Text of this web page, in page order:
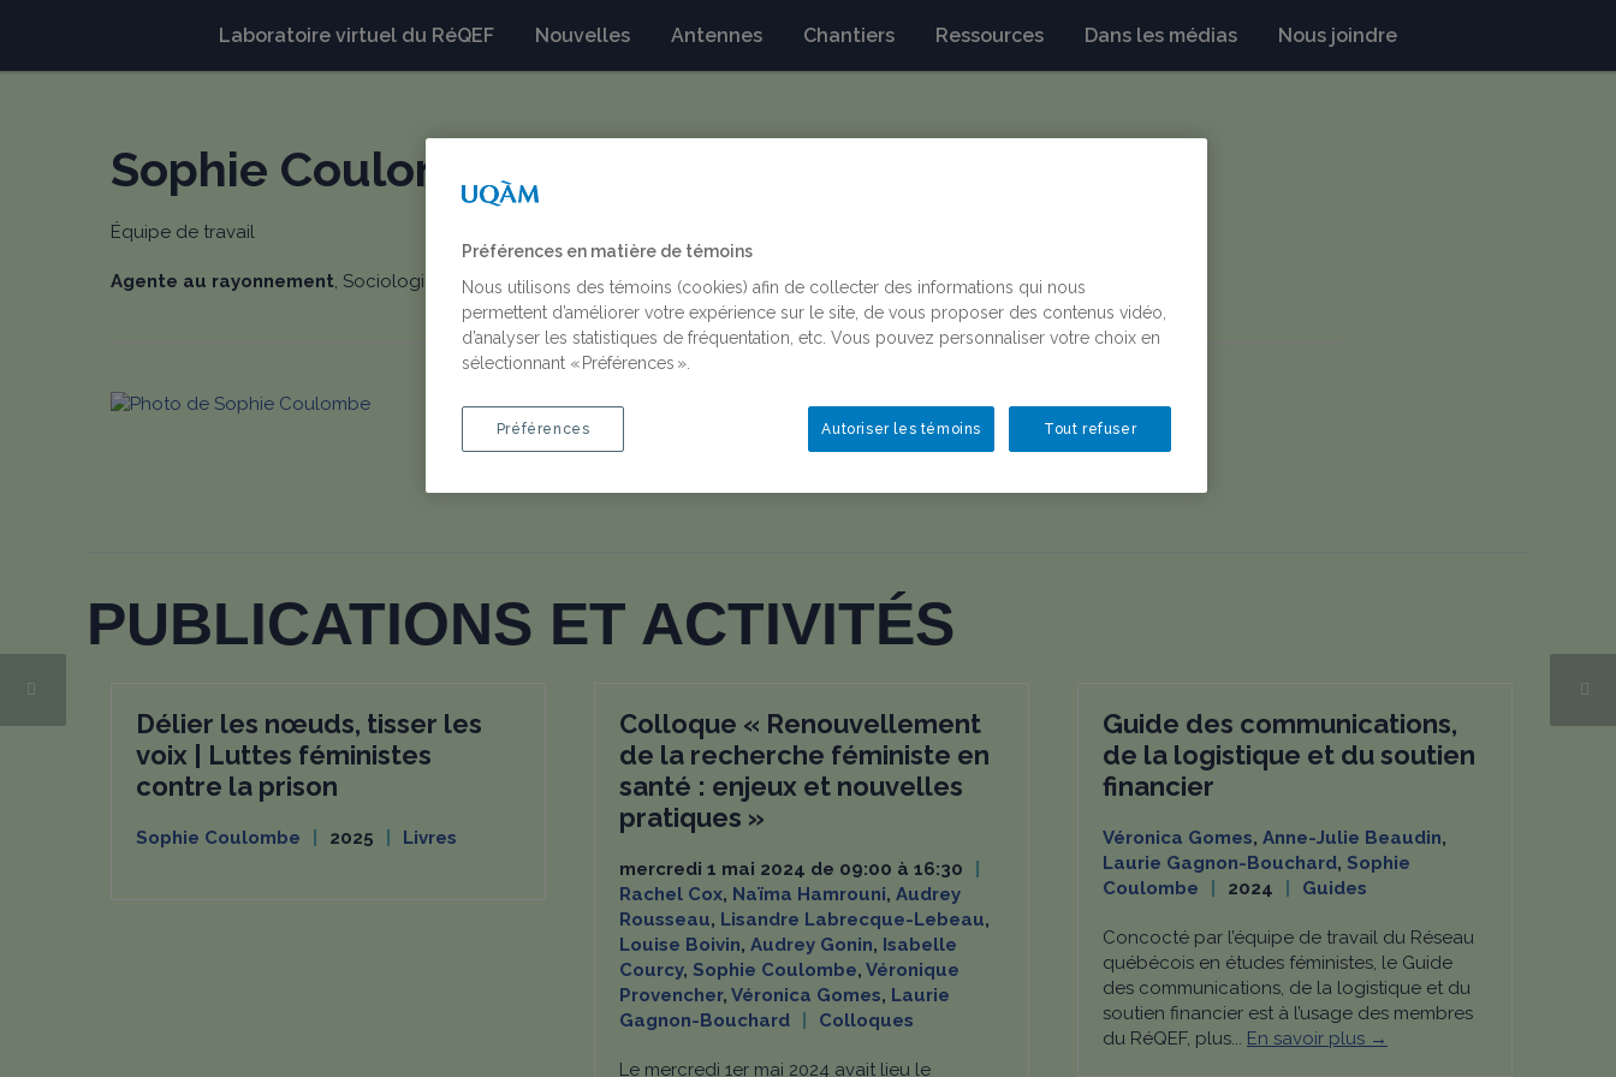
Laboratoire virtuel du RéQEF Nouvelles Antennes Chantiers Ressources Dans les médias Nous joindre
Sophie Coulombe
Équipe de travail
Agente au rayonnement, Sociologie, Université du Québec à Montréal
Équipe de travail, Membres étudiantes
sophie.reqef@gmail.com
PUBLICATIONS ET ACTIVITÉS
Délier les nœuds, tisser les
voix | Luttes féministes
contre la prison
Sophie Coulombe 2025 Livres
Colloque « Renouvellement
de la recherche féministe en
santé : enjeux et nouvelles
pratiques »
mercredi 1 mai 2024 de 09:00 à 16:30
Rachel Cox, Naïma Hamrouni, Audrey
Rousseau, Lisandre Labrecque-Lebeau,
Louise Boivin, Audrey Gonin, Isabelle
Courcy, Sophie Coulombe, Véronique
Provencher, Véronica Gomes, Laurie
Gagnon-Bouchard
Colloques
Le mercredi 1er mai 2024 avait lieu le
Guide des communications,
de la logistique et du soutien
financier
Véronica Gomes, Anne-Julie Beaudin,
Laurie Gagnon-Bouchard, Sophie
Coulombe
2024 Guides
Concocté par l’équipe de travail du Réseau
québécois en études féministes, le Guide
des communications, de la logistique et du
soutien financier est à l’usage des membres
du RéQEF, plus... En savoir plus →
Préférences en matière de témoins
Nous utilisons des témoins (cookies) afin de collecter des informations qui nous
permettent d’améliorer votre expérience sur le site, de vous proposer des contenus vidéo,
d’analyser les statistiques de fréquentation, etc. Vous pouvez personnaliser votre choix en
sélectionnant « Préférences ».
Tout refuser
Autoriser les témoins
Préférences